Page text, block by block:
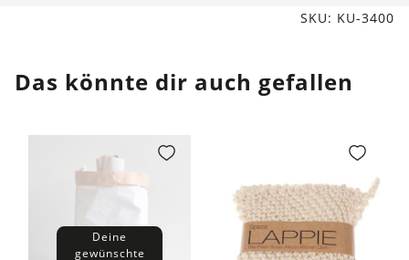
SKU: KU-3400
Das könnte dir auch gefallen
Deine
gewünschte